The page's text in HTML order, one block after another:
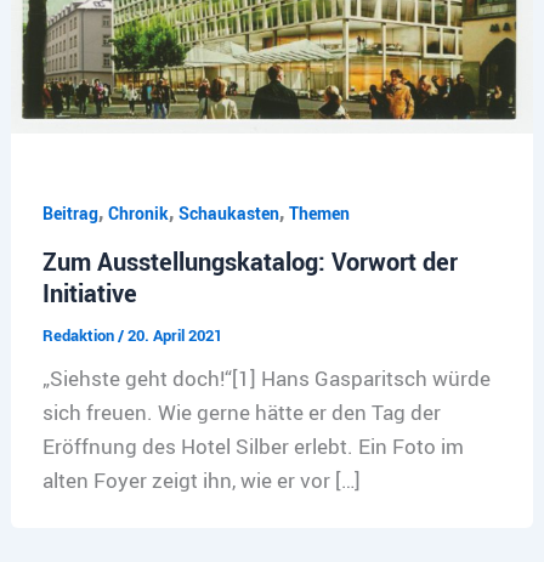
Beitrag, Chronik, Schaukasten, Themen
Zum Ausstellungskatalog: Vorwort der
Initiative
Redaktion/20. April 2021
„Siehste geht doch!“[1] Hans Gasparitsch würde
sich freuen. Wie gerne hätte er den Tag der
Eröffnung des Hotel Silber erlebt. Ein Foto im
alten Foyer zeigt ihn, wie er vor […]